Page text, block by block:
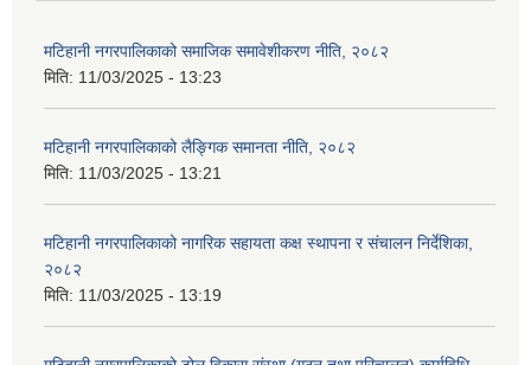
मटिहानी नगरपालिकाको समाजिक समावेशीकरण नीति, २०८२
मिति: 11/03/2025 - 13:23
मटिहानी नगरपालिकाको लैङ्गिक समानता नीति, २०८२
मिति: 11/03/2025 - 13:21
मटिहानी नगरपालिकाको नागरिक सहायता कक्ष स्थापना र संचालन निर्देशिका,
२०८२
मिति: 11/03/2025 - 13:19